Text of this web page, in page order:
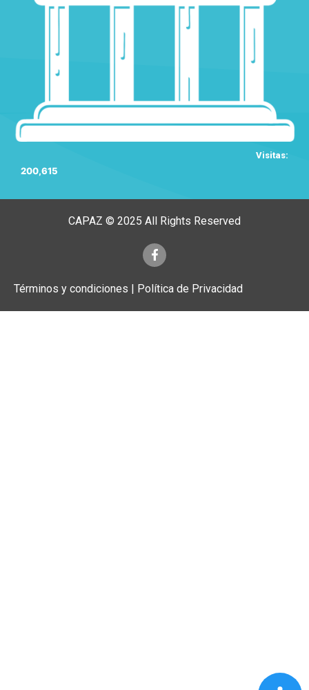
Visitas:
200,615
CAPAZ © 2025 All Rights Reserved
Términos y condiciones | Política de Privacidad